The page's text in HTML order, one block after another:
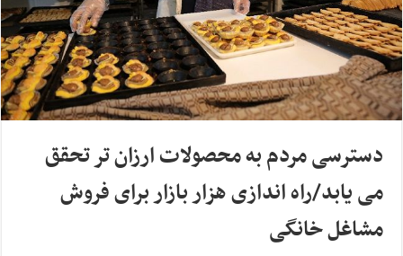
دسترسی مردم به محصولات ارزان تر تحقق
می یابد/راه اندازی هزار بازار برای فروش
مشاغل خانگی